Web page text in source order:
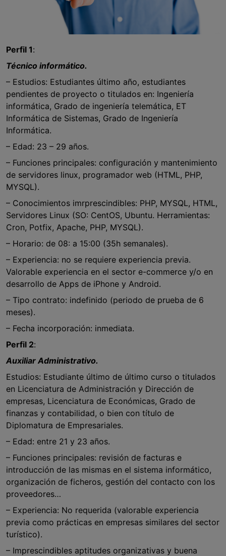
Perfil 1:
Técnico informático.
– Estudios: Estudiantes último año, estudiantes
pendientes de proyecto o titulados en: Ingeniería
informática, Grado de ingeniería telemática, ET
Informática de Sistemas, Grado de Ingeniería
Informática.
– Edad: 23 – 29 años.
– Funciones principales: configuración y mantenimiento
de servidores linux, programador web (HTML, PHP,
MYSQL).
– Conocimientos imrprescindibles: PHP, MYSQL, HTML,
Servidores Linux (SO: CentOS, Ubuntu. Herramientas:
Cron, Potfix, Apache, PHP, MYSQL).
– Horario: de 08: a 15:00 (35h semanales).
– Experiencia: no se requiere experiencia previa.
Valorable experiencia en el sector e-commerce y/o en
desarrollo de Apps de iPhone y Android.
– Tipo contrato: indefinido (periodo de prueba de 6
meses).
– Fecha incorporación: inmediata.
Perfil 2:
Auxiliar Administrativo.
Estudios: Estudiante último de último curso o titulados
en Licenciatura de Administración y Dirección de
empresas, Licenciatura de Económicas, Grado de
finanzas y contabilidad, o bien con título de
Diplomatura de Empresariales.
– Edad: entre 21 y 23 años.
– Funciones principales: revisión de facturas e
introducción de las mismas en el sistema informático,
organización de ficheros, gestión del contacto con los
proveedores…
– Experiencia: No requerida (valorable experiencia
previa como prácticas en empresas similares del sector
turístico).
– Imprescindibles aptitudes organizativas y buena